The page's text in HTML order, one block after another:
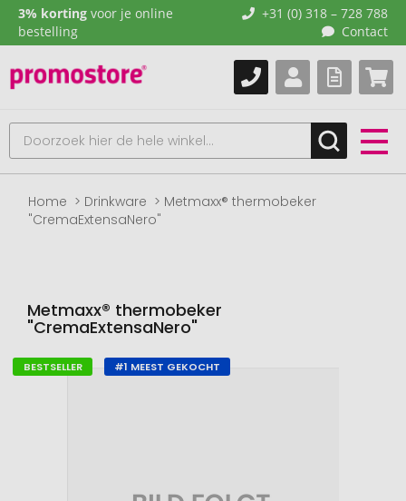
3% korting voor je online
bestelling
+31 (0) 318 – 728 788
Contact
Home Drinkware
Metmaxx® thermobeker
"CremaExtensaNero"
Metmaxx® thermobeker
"CremaExtensaNero"
Naar
BESTSELLER #1 MEEST GEKOCHT